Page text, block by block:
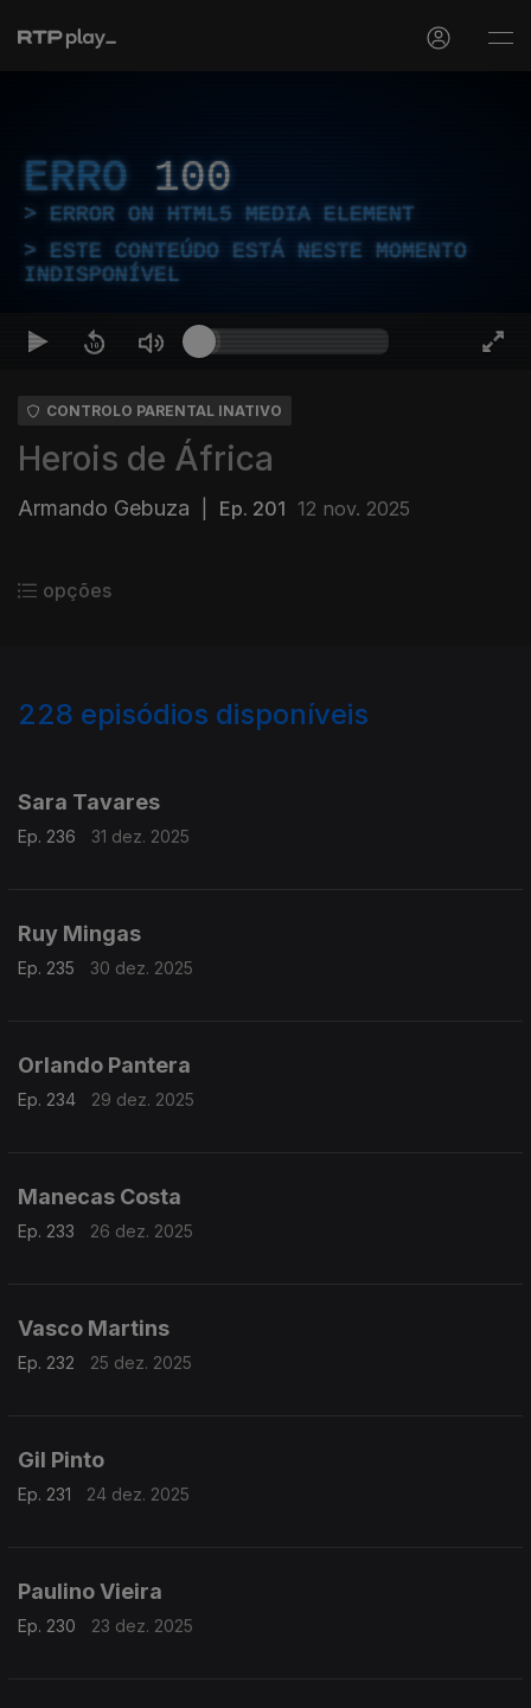
ERRO 100
ERROR ON HTML5 MEDIA ELEMENT
ESTE CONTEÚDO ESTÁ NESTE MOMENTO
INDISPONÍVEL
CONTROLO PARENTAL INATIVO
Herois de África
Armando Gebuza Ep. 201 12 nov. 2025
opções
228 episódios disponíveis
Sara Tavares
Ep. 236 31 dez. 2025
Ruy Mingas
Ep. 235 30 dez. 2025
Orlando Pantera
Ep. 234 29 dez. 2025
Manecas Costa
Ep. 233 26 dez. 2025
Vasco Martins
Ep. 232 25 dez. 2025
Gil Pinto
Ep. 231 24 dez. 2025
Paulino Vieira
Ep. 230 23 dez. 2025